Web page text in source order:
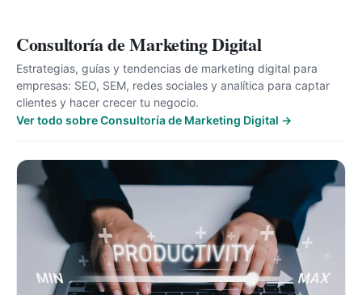
Consultoría de Marketing Digital
Estrategias, guías y tendencias de marketing digital para
empresas: SEO, SEM, redes sociales y analítica para captar
clientes y hacer crecer tu negocio.
Ver todo sobre Consultoría de Marketing Digital →